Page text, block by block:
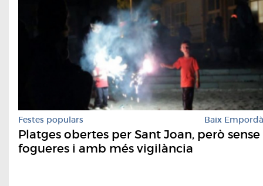
Festes populars Baix Empordà
Platges obertes per Sant Joan, però sense
fogueres i amb més vigilància